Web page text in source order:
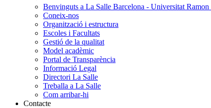
Benvinguts a La Salle Barcelona - Universitat
Coneix-nos
Organització i estructura
Escoles i Facultats
Gestió de la qualitat
Model acadèmic
Portal de Transparència
Informació Legal
Directori La Salle
Treballa a La Salle
Com arribar-hi
Contacte